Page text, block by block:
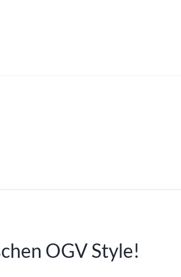
OGV Style!